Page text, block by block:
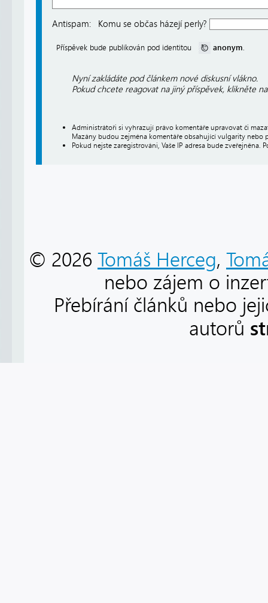
Antispam: Komu se občas házejí perly?
Příspěvek bude publikován pod identitou anonym.
Nyní zakládáte pod článkem nové diskusní vlákno.
Pokud chcete reagovat na jiný příspěvek, klikněte
Administrátoři si vyhrazují právo komentáře upravovat či
Mazány budou zejména komentáře obsahující vulgarity nebo
Pokud nejste zaregistrováni, Vaše IP adresa bude
© 2026 Tomáš Herceg,
nebo zájem o
Přebírání článků nebo
autorů